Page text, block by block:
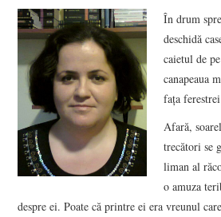
CONTRAPAGINI
CARTE & FILM
SUSPANS
NUMĂRUL 48 /
MARTIE 2018
În drum
deschidă
caietul de
canapeaua
faţa
Afară,
trecători se
liman al
o amuza
despre ei. Poate că printre ei era vreunul